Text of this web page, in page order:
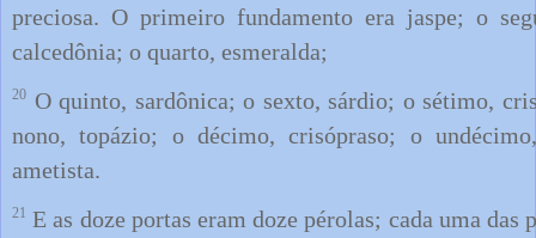
preciosa. O primeiro fundamento era jaspe; o
calcedônia; o quarto, esmeralda;
20 O quinto, sardônica; o sexto, sárdio; o sétimo,
nono, topázio; o décimo, crisópraso; o
ametista.
21 E as doze portas eram doze pérolas; cada uma das